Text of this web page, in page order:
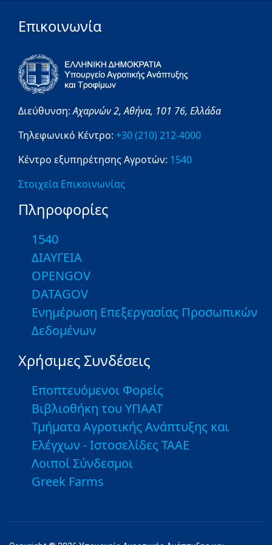
Επικοινωνία
Διεύθυνση:Αχαρνών 2,Αθήνα, 101 76, Ελλάδα
Τηλεφωνικό Κέντρο: +30 (210) 212-4000
Κέντρο εξυπηρέτησης Αγροτών: 1540
Στοιχεία Επικοινωνίας
Πληροφορίες
1540
ΔΙΑΥΓΕΙΑ
OPENGOV
DATAGOV
Ενημέρωση Επεξεργασίας Προσωπικών
Δεδομένων
Χρήσιμες Συνδέσεις
Εποπτευόμενοι Φορείς
Βιβλιοθήκη του ΥΠΑΑΤ
Τμήματα Αγροτικής Ανάπτυξης και
Ελέγχων - Ιστοσελίδες ΤΑΑΕ
Λοιποί Σύνδεσμοι
Greek Farms